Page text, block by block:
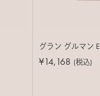
グラン グルマン E
¥14,168 (税込)